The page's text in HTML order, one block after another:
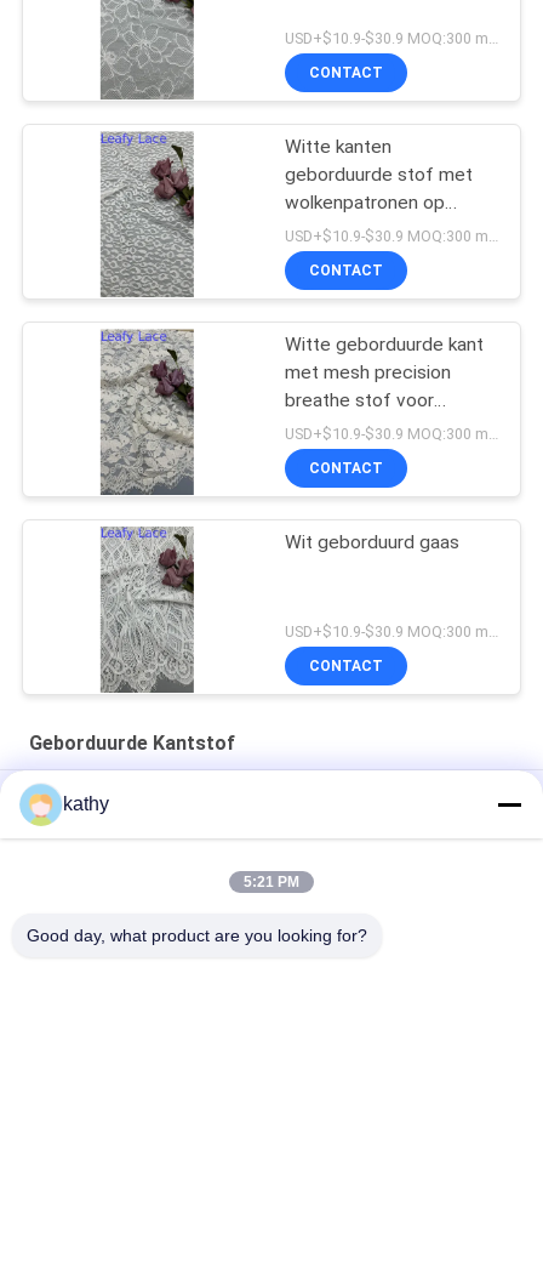
USD+$10.9-$30.9 MOQ:300 meter.
CONTACT
Witte kanten
geborduurde stof met
wolkenpatronen op
gaasgrond voor
trouwjurken
USD+$10.9-$30.9 MOQ:300 meter.
CONTACT
Witte geborduurde kant
met mesh precision
breathe stof voor
formele kleding
CONTACT
Wit geborduurd gaas
CONTACT
Geborduurde Kantstof
Kanten Stof Wit Geborduurd Kanten Stof Aangepast Ontwerp
Luxe Geborduurde Kanten Stof Goede Kwaliteit Bloemen
kathy
5:21 PM
Good day, what product are you looking for?